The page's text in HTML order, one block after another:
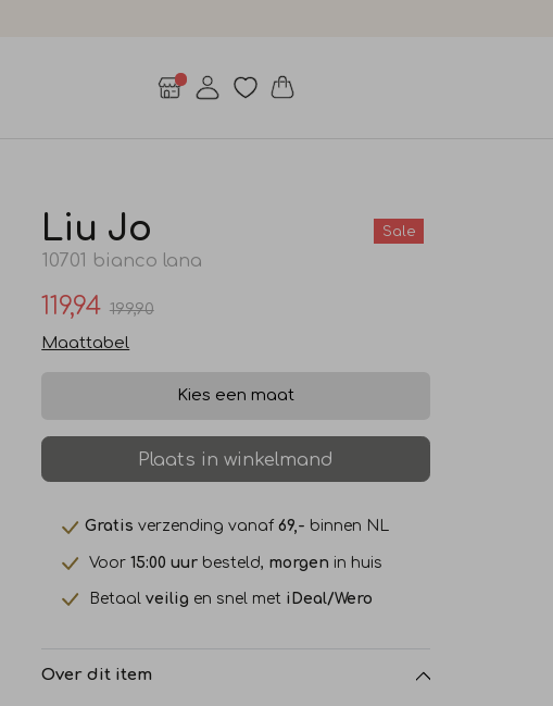
Liu Jo
10701 bianco lana
Sale
119,94 199,90
Maattabel
Kies een maat
Plaats in winkelmand
Gratis verzending vanaf69,- binnen NL
Voor15:00 uur besteld, morgen in huis
Betaalveilig en snel met iDeal/Wero
Over dit item